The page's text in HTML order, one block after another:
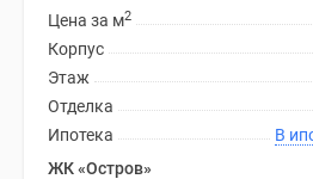
Цена за м2
Корпус
Этаж
Отделка
Ипотека
ЖК «Остров»